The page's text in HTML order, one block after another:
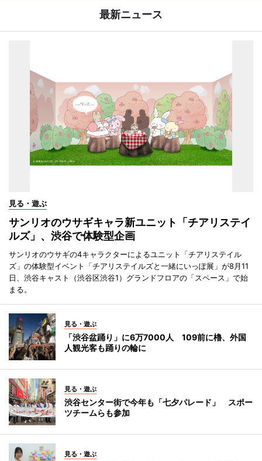
最新ニュース
見る・遊ぶ
サンリオのウサギキャラ新ユニット「チアリステイ
ルズ」、渋谷で体験型企画
サンリオのウサギの4キャラクターによるユニット「チアリステイル
ズ」の体験型イベント「チアリステイルズと一緒にいっぽ展」が8月11
日、渋谷キャスト（渋谷区渋谷1）グランドフロアの「スペース」で始
まる。
見る・遊ぶ
「渋谷盆踊り」に6万7000人 109前に櫓、外国
人観光客も踊りの輪に
見る・遊ぶ
渋谷センター街で今年も「七夕パレード」 スポー
ツチームらも参加
見る・遊ぶ